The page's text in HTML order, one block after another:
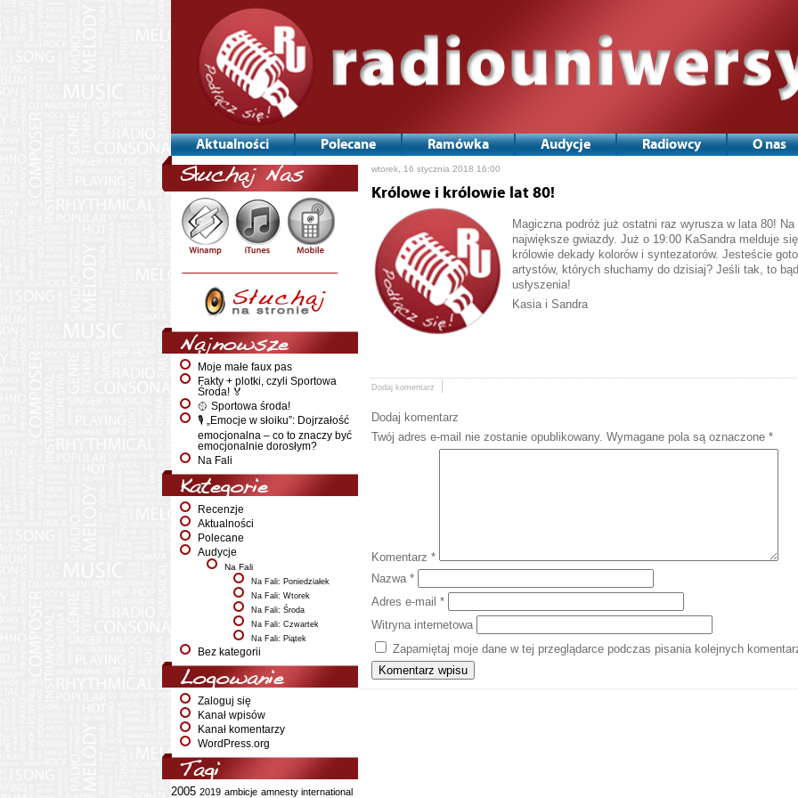
Aktualności Polecane Ramówka Audycje Radiowcy O nas
Słuchaj Nas
Najnowsze
Moje małe faux pas
Fakty + plotki, czyli Sportowa
Środa! 🏅
🥎 Sportowa środa!
🎙️ „Emocje w słoiku”: Dojrzałość
emocjonalna – co to znaczy być
emocjonalnie dorosłym?
Na Fali
Kategorie
Recenzje
Aktualności
Polecane
Audycje
Na Fali
Na Fali: Poniedziałek
Na Fali: Wtorek
Na Fali: Środa
Na Fali: Czwartek
Na Fali: Piątek
Bez kategorii
Logowanie
Zaloguj się
Kanał wpisów
Kanał komentarzy
WordPress.org
Tagi
2005 2019 ambicje amnesty international
wtorek, 16 stycznia 2018 16:00
Królowe i królowie lat 80!
Magiczna podróż już ostatni raz wyrusza w lata 80!
największe gwiazdy. Już o 19:00 KaSandra melduje
królowie dekady kolorów i syntezatorów. Jesteście
artystów, których słuchamy do dzisiaj? Jeśli tak, to
usłyszenia!
Kasia i Sandra
Dodaj komentarz
Dodaj komentarz
Twój adres e-mail nie zostanie opublikowany. Wymagane pola są oznaczone *
Komentarz *
Nazwa *
Adres e-mail *
Witryna internetowa
Zapamiętaj moje dane w tej przeglądarce podczas pisania kolejnych